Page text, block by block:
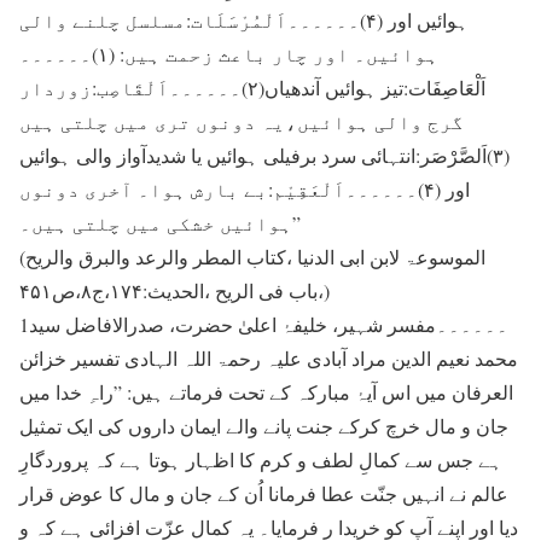
ہوائیں اور (۴)۔۔۔۔۔۔اَلْمُرْسَلَات:مسلسل چلنے والی
ہوائیں۔ اور چار باعث زحمت ہیں: (۱)۔۔۔۔۔۔
اَلْعَاصِفَات:تیز ہوائیں آندھیاں(۲)۔۔۔۔۔۔اَلْقَاصِب:زوردار
گرج والی ہوائیں،یہ دونوں تری میں چلتی ہیں
(۳)اَلصَّرْصَر:انتہائی سرد برفیلی ہوائیں یا شدیدآواز والی ہوائیں
اور (۴)۔۔۔۔۔۔اَلْعَقِیْم:بے بارش ہوا۔ آخری دونوں
ہوائیں خشکی میں چلتی ہیں۔”
(الموسوعۃ لابن ابی الدنیا ،کتاب المطر والرعد والبرق والریح
،باب فی الریح ،الحدیث:۱۷۴،ج۸،ص۴۵۱)
1۔۔۔۔۔۔مفسر شہیر، خلیفۂ اعلیٰ حضرت، صدرالافاضل سید
محمد نعیم الدین مراد آبادی علیہ رحمۃ اللہ الہادی تفسیر خزائن
العرفان میں اس آیۂ مبارکہ کے تحت فرماتے ہیں: ”راہِ خدا میں
جان و مال خرچ کرکے جنت پانے والے ایمان داروں کی ایک تمثیل
ہے جس سے کمالِ لطف و کرم کا اظہار ہوتا ہے کہ پروردگارِ
عالم نے انہیں جنّت عطا فرمانا اُن کے جان و مال کا عوض قرار
دیا اور اپنے آپ کو خریدا ر فرمایا۔ یہ کمال عزّت افزائی ہے کہ و